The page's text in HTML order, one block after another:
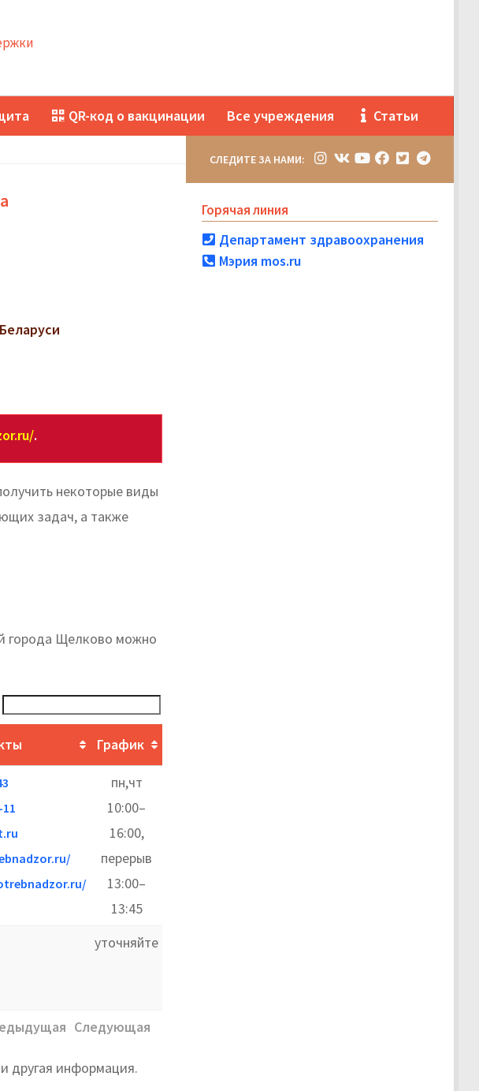
QR-код о вакцинации Все учреждения Статьи
.
некоторые виды
задач, а также
города Щелково можно
График
пн,чт
10:00–
16:00,
перерыв
13:00–
13:45
уточняйте
Следующая
другая информация.
СЛЕДИТЕ ЗА НАМИ:
Горячая линия
Департамент здравоохранения
Мэрия mos.ru